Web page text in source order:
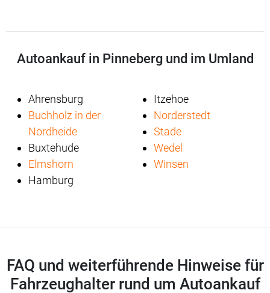
Autoankauf in Pinneberg und im Umland
Ahrensburg
Buchholz in der
Nordheide
Buxtehude
Elmshorn
Hamburg
Itzehoe
Norderstedt
Stade
Wedel
Winsen
FAQ und weiterführende Hinweise für
Fahrzeughalter rund um Autoankauf